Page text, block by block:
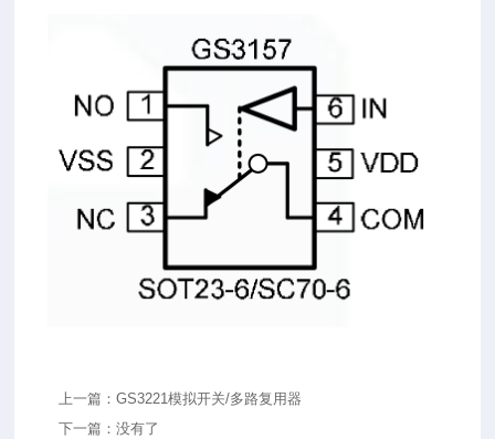
上一篇：GS3221模拟开关/多路复用器
下一篇：没有了